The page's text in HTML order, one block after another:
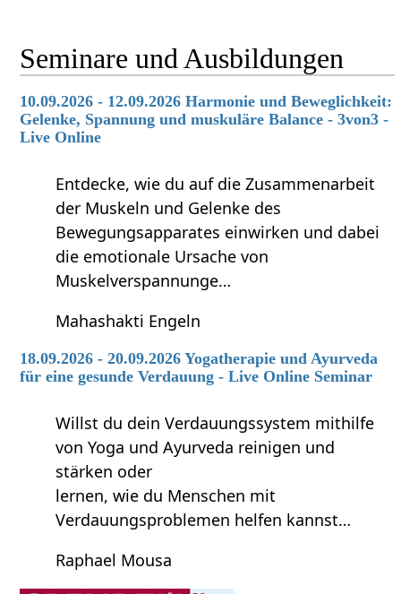
Seminare und Ausbildungen
10.09.2026 - 12.09.2026 Harmonie und Beweglichkeit:
Gelenke, Spannung und muskuläre Balance - 3von3 -
Live Online
Entdecke, wie du auf die Zusammenarbeit
der Muskeln und Gelenke des
Bewegungsapparates einwirken und dabei
die emotionale Ursache von
Muskelverspannunge…
Mahashakti Engeln
18.09.2026 - 20.09.2026 Yogatherapie und Ayurveda
für eine gesunde Verdauung - Live Online Seminar
Willst du dein Verdauungssystem mithilfe
von Yoga und Ayurveda reinigen und
stärken oder
lernen, wie du Menschen mit
Verdauungsproblemen helfen kannst…
Raphael Mousa